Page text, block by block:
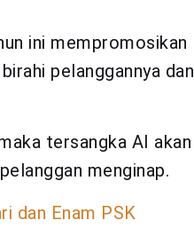
ini mempromosikan
pelanggannya dan
tersangka AI akan
menginap.
dan Enam PSK